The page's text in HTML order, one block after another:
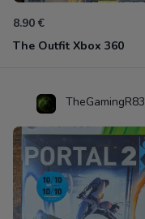
8.90 €
The Outfit Xbox 360
TheGamingR83